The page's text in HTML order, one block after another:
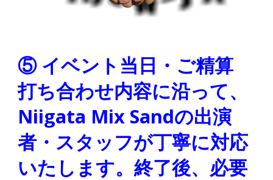
⑤ イベント当日・ご精算
打ち合わせ内容に沿って、
Niigata Mix Sandの出演
者・スタッフが丁寧に対応
いたします。終了後、必要